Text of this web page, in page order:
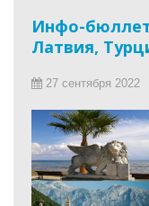
Инфо-
Латвия,
27 сентября 2022